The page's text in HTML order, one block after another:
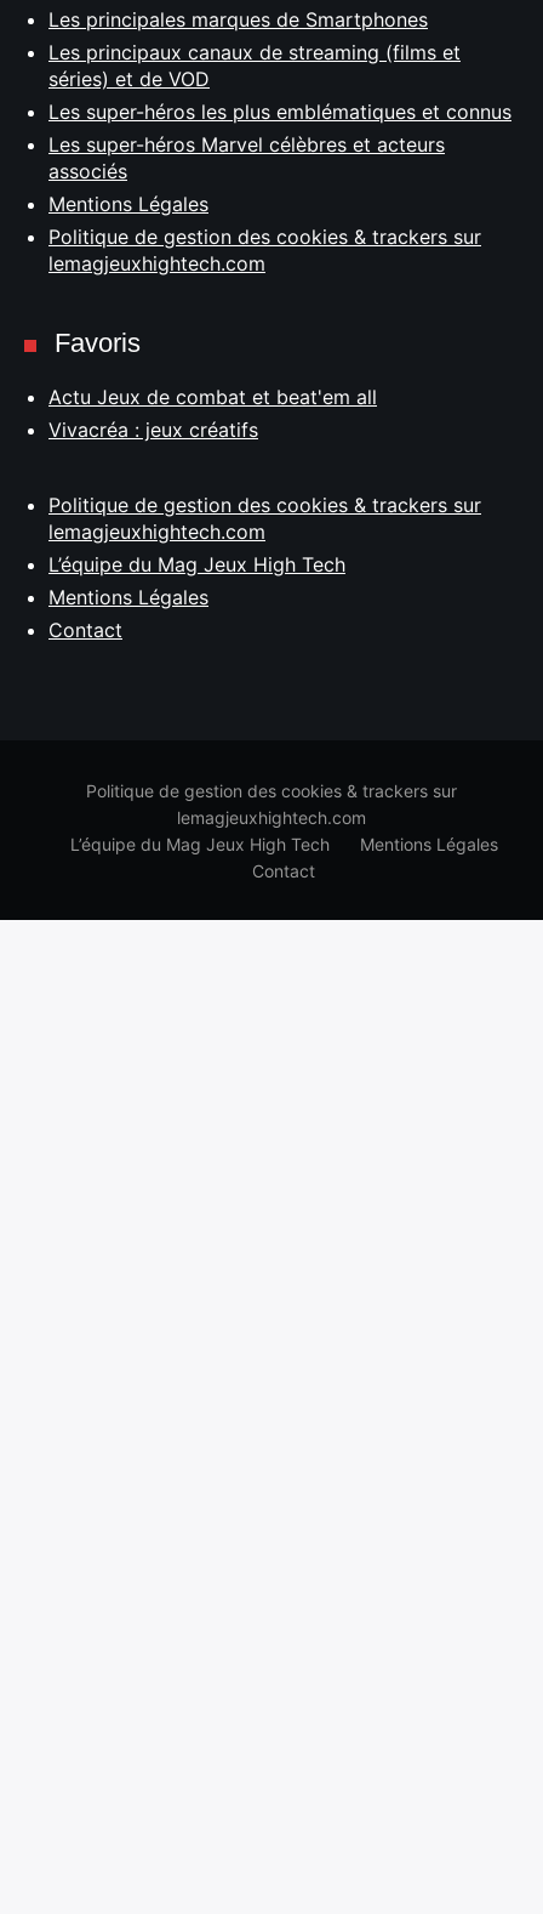
Les principales marques de Smartphones
Les principaux canaux de streaming (films et
séries) et de VOD
Les super-héros les plus emblématiques et connus
Les super-héros Marvel célèbres et acteurs
associés
Mentions Légales
Politique de gestion des cookies & trackers sur
lemagjeuxhightech.com
Favoris
Actu Jeux de combat et beat'em all
Vivacréa : jeux créatifs
Politique de gestion des cookies & trackers sur
lemagjeuxhightech.com
L’équipe du Mag Jeux High Tech
Mentions Légales
Contact
Politique de gestion des cookies & trackers sur
lemagjeuxhightech.com
L’équipe du Mag Jeux High Tech
Mentions Légales
Contact